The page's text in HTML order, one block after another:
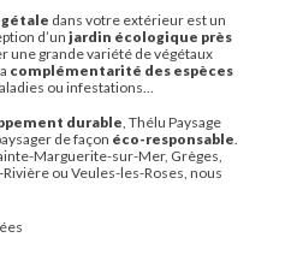
dans votre extérieur est un
d’un jardin écologique près
une grande variété de végétaux
complémentarité des espèces
ou infestations…
durable, Thélu Paysage
de façon éco-responsable.
Marguerite-sur-Mer, Grèges,
ou Veules-les-Roses, nous